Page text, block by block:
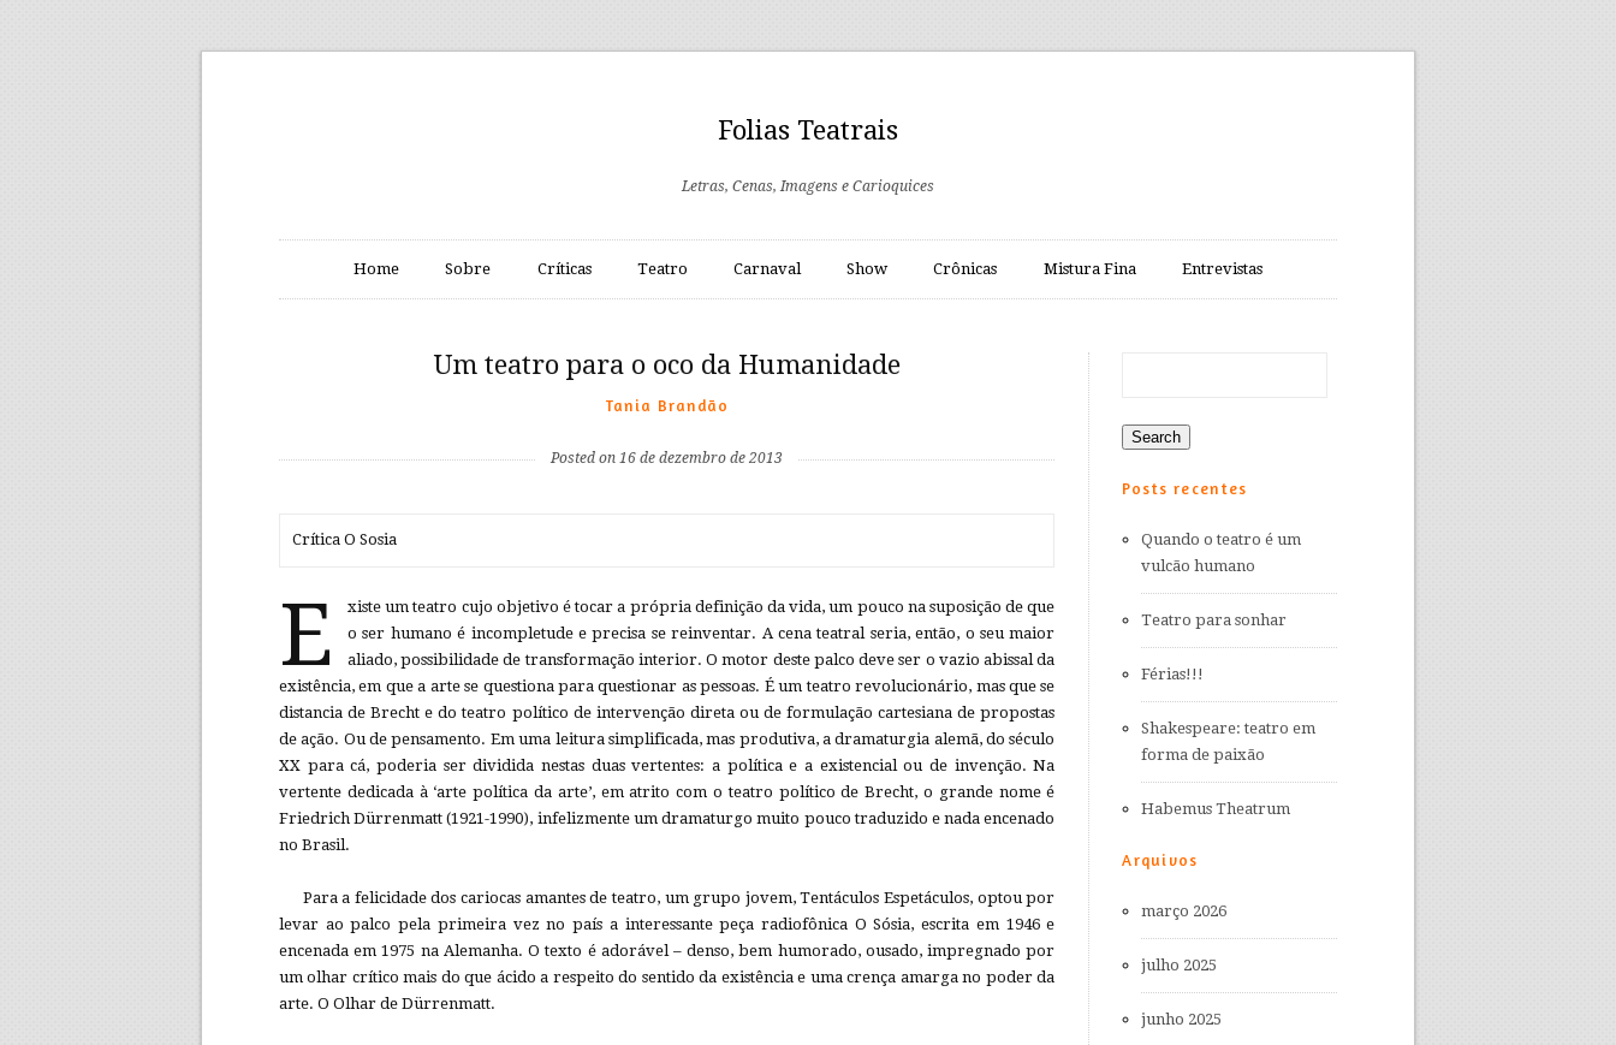
Folias Teatrais
Letras, Cenas, Imagens e Carioquices
Home Sobre Críticas Teatro Carnaval Show Crônicas Mistura Fina Entrevistas
Um teatro para o oco da Humanidade
Tania Brandão
Posted on 16 de dezembro de 2013
Crítica O Sosia
E
xiste um teatro cujo objetivo é tocar a própria definição da vida, um pouco na suposição de que
o ser humano é incompletude e precisa se reinventar. A cena teatral seria, então, o seu maior
aliado, possibilidade de transformação interior. O motor deste palco deve ser o vazio abissal da
existência, em que a arte se questiona para questionar as pessoas. É um teatro revolucionário, mas que se
distancia de Brecht e do teatro político de intervenção direta ou de formulação cartesiana de propostas
de ação. Ou de pensamento. Em uma leitura simplificada, mas produtiva, a dramaturgia alemã, do século
XX para cá, poderia ser dividida nestas duas vertentes: a política e a existencial ou de invenção. Na
vertente dedicada à ‘arte política da arte’, em atrito com o teatro político de Brecht, o grande nome é
Friedrich Dürrenmatt (1921-1990), infelizmente um dramaturgo muito pouco traduzido e nada encenado
no Brasil.
Para a felicidade dos cariocas amantes de teatro, um grupo jovem, Tentáculos Espetáculos, optou por
levar ao palco pela primeira vez no país a interessante peça radiofônica O Sósia, escrita em 1946 e
encenada em 1975 na Alemanha. O texto é adorável – denso, bem humorado, ousado, impregnado por
um olhar crítico mais do que ácido a respeito do sentido da existência e uma crença amarga no poder da
arte. O Olhar de Dürrenmatt.
Posts recentes
Quando o teatro é um
vulcão humano
Teatro para sonhar
Férias!!!
Shakespeare: teatro em
forma de paixão
Habemus Theatrum
Arquivos
março 2026
julho 2025
junho 2025